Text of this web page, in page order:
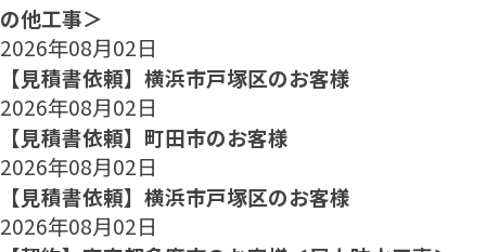
の他工事＞
2026年08月02日
【見積書依頼】横浜市戸塚区のお客様
2026年08月02日
【見積書依頼】町田市のお客様
2026年08月02日
【見積書依頼】横浜市戸塚区のお客様
2026年08月02日